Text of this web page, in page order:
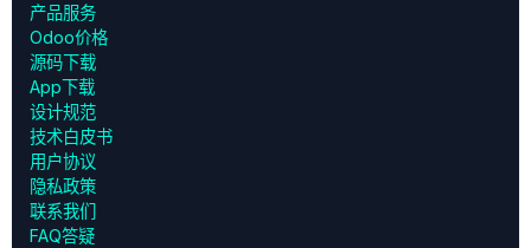
产品服务
Odoo价格
源码下载
App下载
设计规范
技术白皮书
用户协议
‎隐私政策‎
联系我们
FAQ答疑